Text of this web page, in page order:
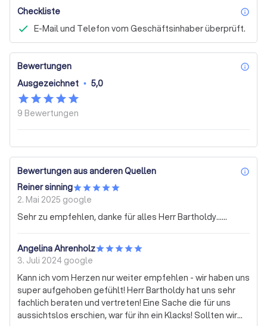
Checkliste
E-Mail und Telefon vom Geschäftsinhaber überprüft.
Bewertungen
Ausgezeichnet • 5,0
9 Bewertungen
Bewertungen aus anderen Quellen
Reiner sinning
2. Mai 2025 google
Sehr zu empfehlen, danke für alles Herr Bartholdy......
Angelina Ahrenholz
3. Juli 2024 google
Kann ich vom Herzen nur weiter empfehlen - wir haben uns
super aufgehoben gefühlt! Herr Bartholdy hat uns sehr
fachlich beraten und vertreten! Eine Sache die für uns
aussichtslos erschien, war für ihn ein Klacks! Sollten wir